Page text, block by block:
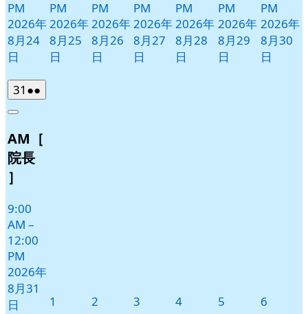
PM
2026年
8月24
日
PM
2026年
8月25
日
PM
2026年
8月26
日
PM
2026年
8月27
日
PM
2026年
8月28
日
PM
2026年
8月29
日
PM
2026年
8月30
日
31 2026
年
月
31
日
●●
件
イ
Close
AM［
院長
］
9:00
AM –
12:00
PM
2026年
8月31
日
1 2 3 42026
5 6